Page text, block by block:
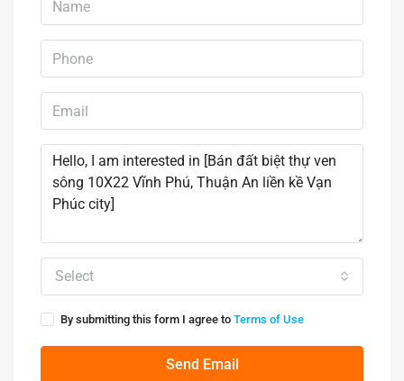
Select
By submitting this form I agree to Terms of Use
Send Email